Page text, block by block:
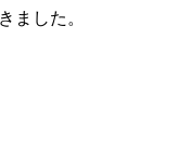
ました。